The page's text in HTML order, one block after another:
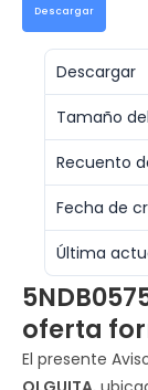
Descargar
Descargar
Tamaño
Recuento
Fecha de
Última
oferta
El presente